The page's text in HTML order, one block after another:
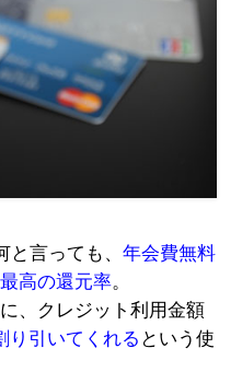
言っても、 年会費無料
高の還元率。
、クレジット利用金額
り引いてくれる という使